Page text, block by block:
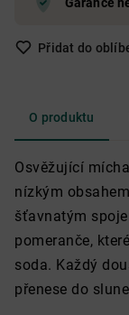
Přidat do
O produktu
Osvěžující
nízkým
šťavnatým
pomeranče,
soda. Každý
přenese do